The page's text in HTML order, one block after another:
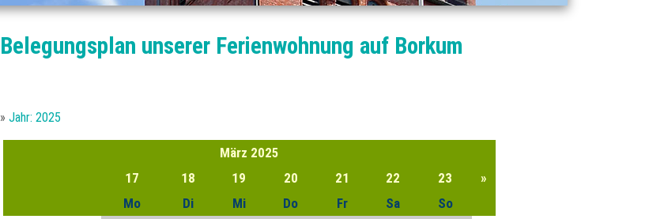
Belegungsplan unserer Ferienwohnung auf Borkum
»Jahr: 2025
März 2025
17
18 19 20 21 22 23
»
Mo
Di Mi Do Fr Sa
So